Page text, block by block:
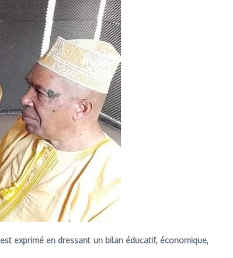
exprimé en dressant un bilan éducatif, économique,